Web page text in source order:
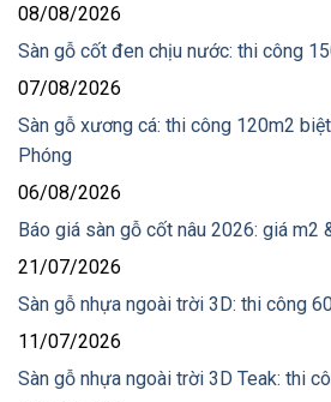
08/08/2026
Sàn gỗ cốt đen chịu nước: thi công
07/08/2026
Sàn gỗ xương cá: thi công 120m2
Phóng
06/08/2026
Báo giá sàn gỗ cốt nâu 2026: giá m2
21/07/2026
Sàn gỗ nhựa ngoài trời 3D: thi công
11/07/2026
Sàn gỗ nhựa ngoài trời 3D Teak: thi